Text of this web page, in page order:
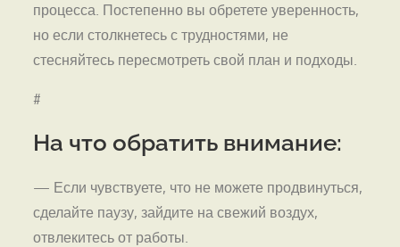
процесса. Постепенно вы обретете уверенность,
но если столкнетесь с трудностями, не
стесняйтесь пересмотреть свой план и подходы.
#
На что обратить внимание:
— Если чувствуете, что не можете продвинуться,
сделайте паузу, зайдите на свежий воздух,
отвлекитесь от работы.